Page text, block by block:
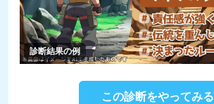
診断結果の例
この診断をやってみる